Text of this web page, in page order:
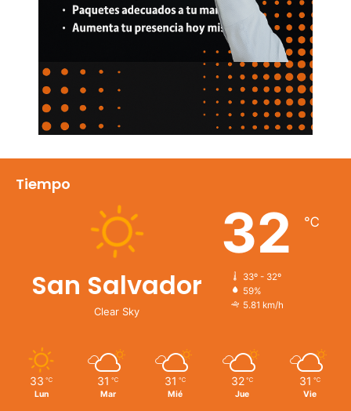
Tiempo
San Salvador
Clear Sky
32 ℃
33º - 32º
59%
5.81 km/h
33 ℃
Lun
31 ℃
Mar
31 ℃
Mié
32 ℃
Jue
31 ℃
Vie